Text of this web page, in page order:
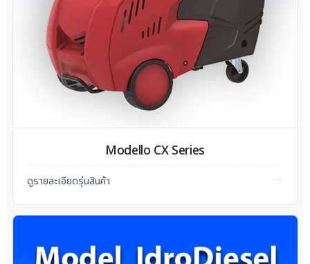
Modello CX Series
ดูรายละเอียดรุ่นสินค้า